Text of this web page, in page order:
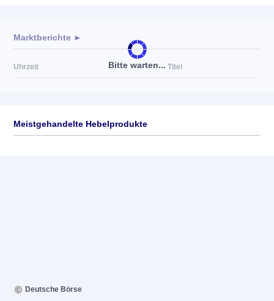
Bitte warten...
Marktberichte ►
Uhrzeit Titel
Meistgehandelte Hebelprodukte
Deutsche Börse